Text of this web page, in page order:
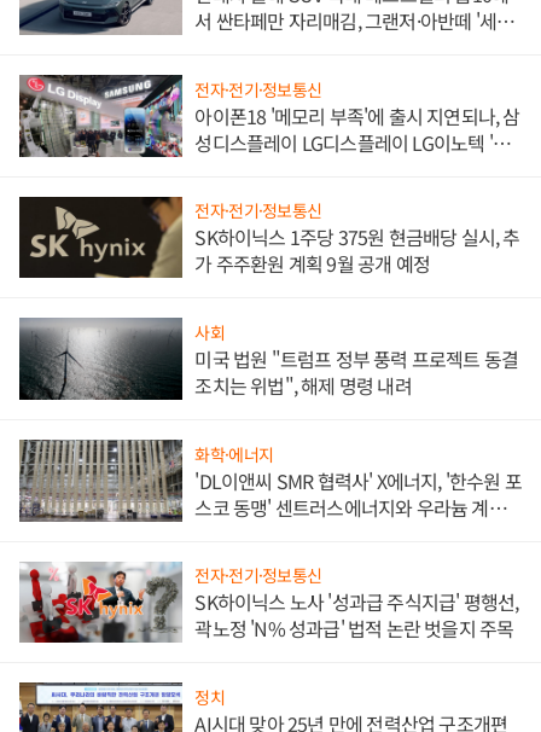
서 싼타페만 자리매김, 그랜저·아반떼 '세단
전자·전기·정보통신
아이폰18 '메모리 부족'에 출시 지연되나, 삼
성디스플레이 LG디스플레이 LG이노텍 '탈
전자·전기·정보통신
SK하이닉스 1주당 375원 현금배당 실시, 추
가 주주환원 계획 9월 공개 예정
사회
미국 법원 "트럼프 정부 풍력 프로젝트 동결
조치는 위법", 해제 명령 내려
화학·에너지
'DL이앤씨 SMR 협력사' X에너지, '한수원 포
스코 동맹' 센트러스에너지와 우라늄 계약
전자·전기·정보통신
SK하이닉스 노사 '성과급 주식지급' 평행선,
곽노정 'N% 성과급' 법적 논란 벗을지 주목
정치
AI시대 맞아 25년 만에 전력산업 구조개편